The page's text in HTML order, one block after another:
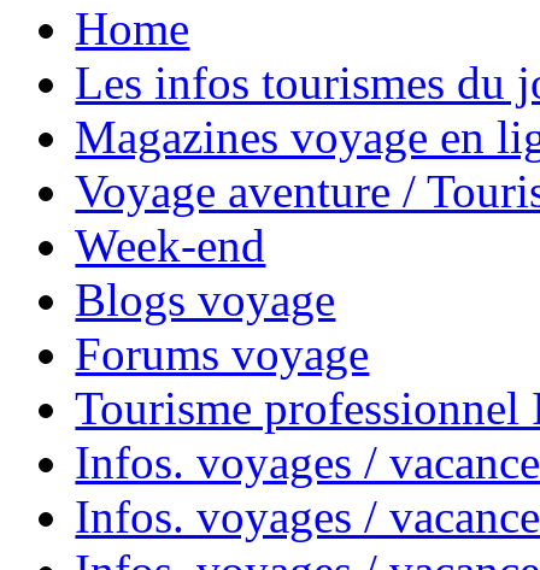
Home
Les infos tourismes du
Magazines voyage en
Voyage aventure /
Week-end
Blogs voyage
Forums voyage
Tourisme
Infos. voyages /
Infos. voyages /